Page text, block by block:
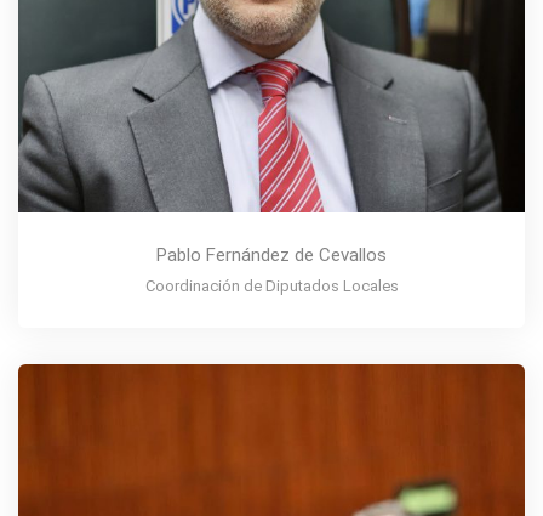
Pablo Fernández de Cevallos
Coordinación de Diputados Locales